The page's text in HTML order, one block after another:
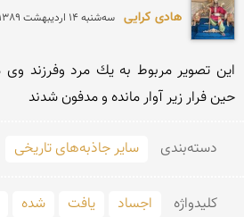
هادی کرایی سه‌شنبه 14 ارديبهشت 1389 | 17 سال پیش
حین فرار زیر آوار مانده و مدفون شدند
دسته‌بندی سایر جاذبه‌های تاریخی
کلید‌واژه اجساد یافت شده